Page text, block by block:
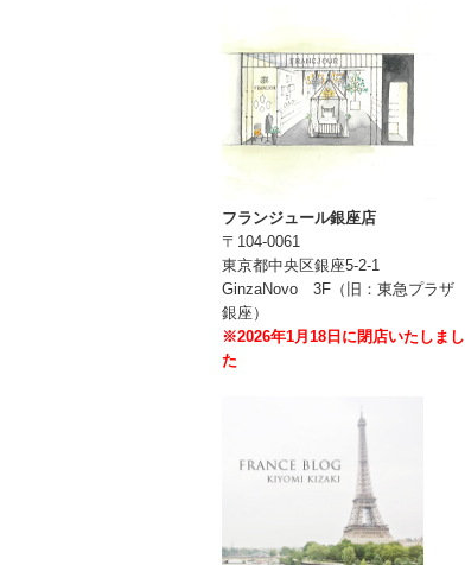
フランジュール銀座店
〒104-0061
東京都中央区銀座5-2-1
GinzaNovo 3F（旧：東急プラザ
銀座）
※2026年1月18日に閉店いたしまし
た